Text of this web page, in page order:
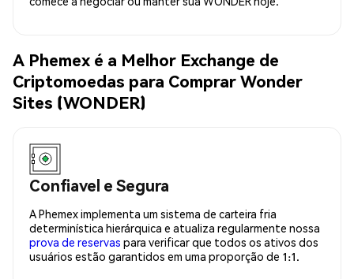
A Phemex é a Melhor Exchange de
Criptomoedas para Comprar Wonder
Sites (WONDER)
Confiavel e Segura
A Phemex implementa um sistema de carteira fria
determinística hierárquica e atualiza regularmente nossa
prova de reservas para verificar que todos os ativos dos
usuários estão garantidos em uma proporção de 1:1.